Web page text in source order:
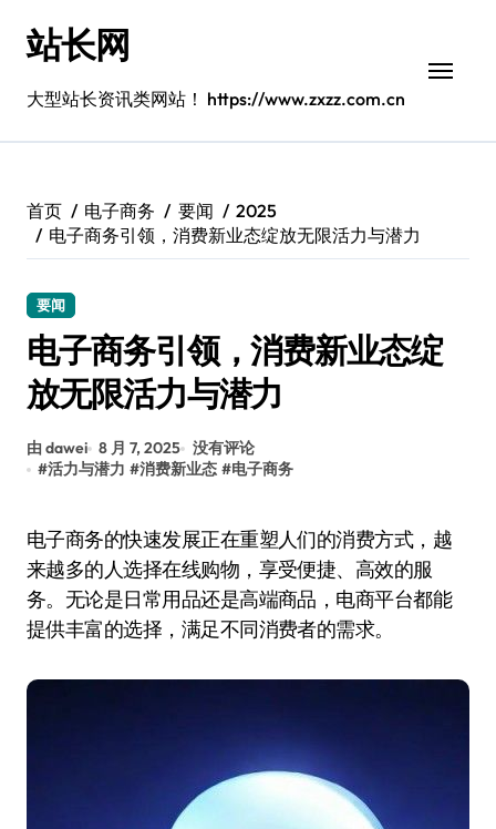
站长网
大型站长资讯类网站！ https://www.zxzz.com.cn
首页 电子商务 要闻
2025
电子商务引领，消费新业态绽放无限活力与潜力
要闻
电子商务引领，消费新业态绽
放无限活力与潜力
由 dawei 8 月 7, 2025 没有评论
#活力与潜力 #消费新业态 #电子商务
电子商务的快速发展正在重塑人们的消费方式，越
来越多的人选择在线购物，享受便捷、高效的服
务。无论是日常用品还是高端商品，电商平台都能
提供丰富的选择，满足不同消费者的需求。